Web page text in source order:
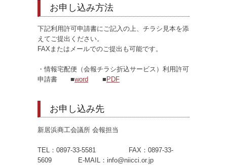
お申し込み方法
下記利用許可申請書にご記入の上、チラシ見本を添
えてご提出ください。
FAXまたはメールでのご提出も可能です。
・情報宅配便（会報チラシ折込サービス）利用許可
申請書 ■word ■ PDF
お申し込み先
新居浜商工会議所 会報担当
TEL：0897-33-5581 FAX：0897-33-
5609 E-MAIL：info@niicci.or.jp